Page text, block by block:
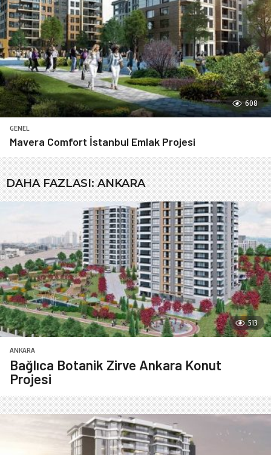
608
GENEL
Mavera Comfort İstanbul Emlak Projesi
DAHA FAZLASI:ANKARA
513
ANKARA
Bağlıca Botanik Zirve Ankara Konut
Projesi